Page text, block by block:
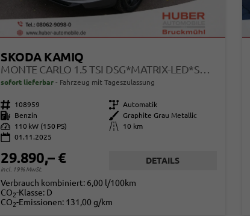
SKODA KAMIQ
MONTE CARLO 1.5 TSI DSG*MATRIX-LED*SMARTLINK*PDC-HI*TEMPOMAT*SHZ*17-ZOLL
sofort lieferbar Fahrzeug mit Tageszulassung
Fahrzeugnr. 108959 Getriebe Automatik
Kraftstoff
Benzin Außenfarbe
Graphite Grau Metallic
Leistung
110 kW (150 PS) Kilometerstand
10 km
01.11.2025
29.890,– €
incl. 19% MwSt.
DETAILS
Verbrauch kombiniert: 6,00 l/100km
CO2-Klasse: D
CO2-Emissionen: 131,00 g/km